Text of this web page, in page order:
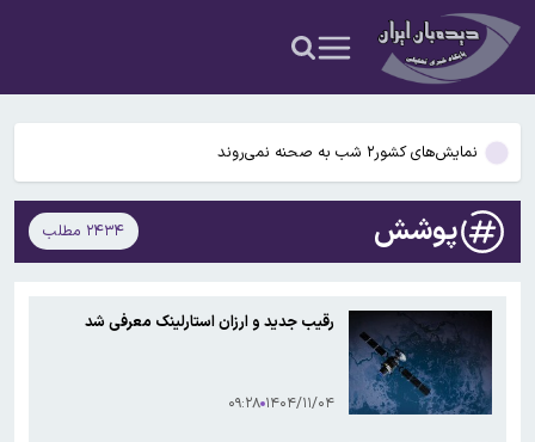
برطرف شدن محدودیت‌ برق صنایع طی هفته‌های آینده
پیش‌بینی وضعیت جوی ۵ روز آینده؛ موج جدید ناپایداری جوی در راه
است
نمایش‌های کشور٢ شب به صحنه نمی‌روند
رونمایی از خرید جدید پرسپولیس؛ هافبک ۱۹ ساله در جمع سرخپوشان
بدهی ۱۷ میلیارد دلاری شرکت ملی نفت به صندوق توسعه ملی
برطرف شدن محدودیت‌ برق صنایع طی هفته‌های آینده
است
پوشش ۲۴۳۴ مطلب
رقیب جدید و ارزان استارلینک معرفی شد
۱۴۰۴/۱۱/۰۴ ۰۹:۲۸